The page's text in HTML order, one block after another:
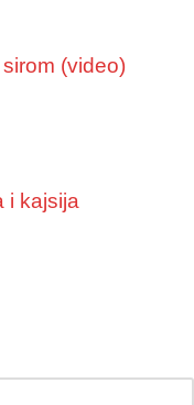
(video)
i kajsija